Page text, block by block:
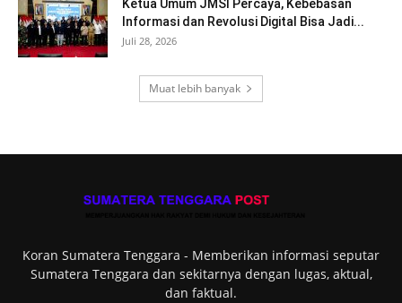
Ketua Umum JMSI Percaya, Kebebasan
Informasi dan Revolusi Digital Bisa Jadi...
Juli 28, 2026
Muat lebih banyak
Koran Sumatera Tenggara - Memberikan informasi seputar
Sumatera Tenggara dan sekitarnya dengan lugas, aktual,
dan faktual.